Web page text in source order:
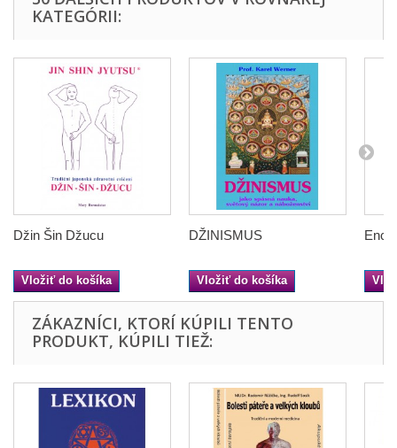
KATEGÓRII:
Džin Šin Džucu
Vložiť do košíka
DŽINISMUS
Vložiť do košíka
ZÁKAZNÍCI, KTORÍ KÚPILI TENTO
PRODUKT, KÚPILI TIEŽ: